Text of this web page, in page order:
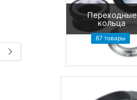
Переходные
кольца
87 товары